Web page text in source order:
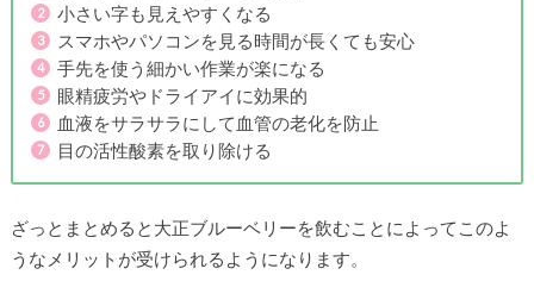
小さい字も見えやすくなる
スマホやパソコンを見る時間が長くても安心
手先を使う細かい作業が楽になる
眼精疲労やドライアイに効果的
血液をサラサラにして血管の老化を防止
目の活性酸素を取り除ける
ざっとまとめると大正ブルーベリーを飲むことによってこのよ
うなメリットが受けられるようになります。